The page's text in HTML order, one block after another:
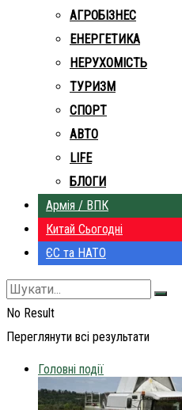
АГРОБІЗНЕС
ЕНЕРГЕТИКА
НЕРУХОМІСТЬ
ТУРИЗМ
СПОРТ
АВТО
LIFE
БЛОГИ
Армія / ВПК
Китай Сьогодні
ЄС та НАТО
No Result
Переглянути всі результати
Головні події